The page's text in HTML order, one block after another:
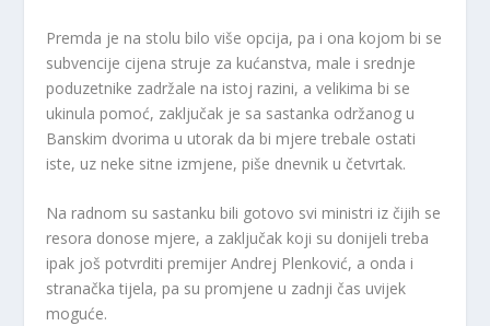
Premda je na stolu bilo više opcija, pa i ona kojom bi se
subvencije cijena struje za kućanstva, male i srednje
poduzetnike zadržale na istoj razini, a velikima bi se
ukinula pomoć, zaključak je sa sastanka održanog u
Banskim dvorima u utorak da bi mjere trebale ostati
iste, uz neke sitne izmjene, piše dnevnik u četvrtak.
Na radnom su sastanku bili gotovo svi ministri iz čijih se
resora donose mjere, a zaključak koji su donijeli treba
ipak još potvrditi premijer Andrej Plenković, a onda i
stranačka tijela, pa su promjene u zadnji čas uvijek
moguće.